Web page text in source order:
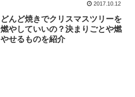
2017.10.12
どんど焼きでクリスマスツリーを
燃やしていいの？決まりごとや燃
やせるものを紹介